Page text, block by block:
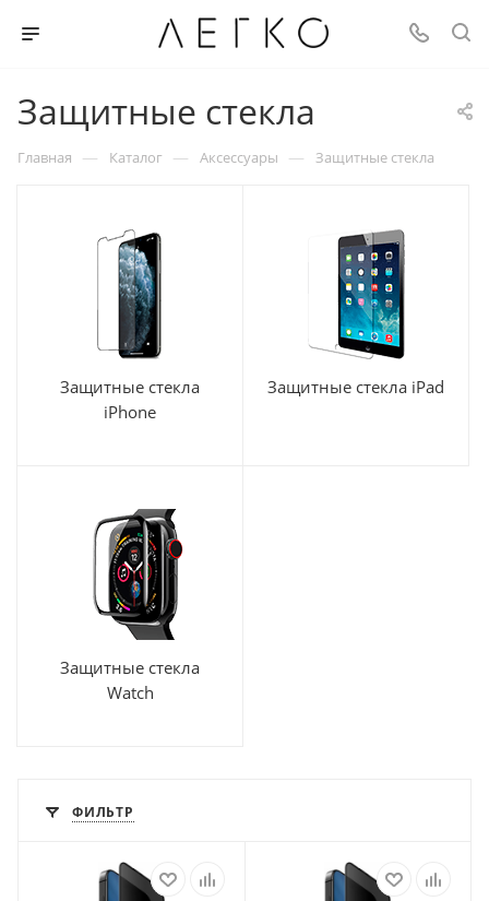
Защитные стекла
Главная — Каталог — Аксессуары — Защитные стекла
Защитные стекла
iPhone
Защитные стекла iPad
Защитные стекла
Watch
ФИЛЬТР